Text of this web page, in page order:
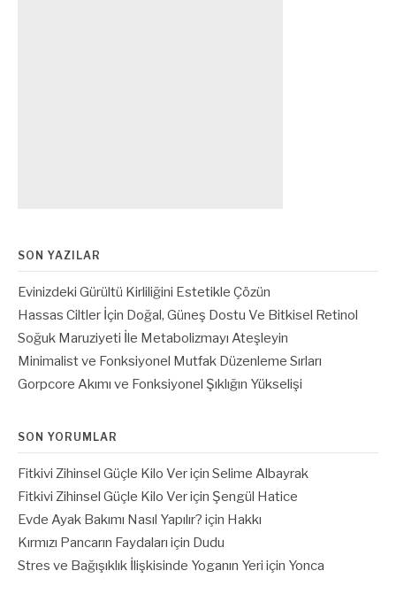
SON YAZILAR
Evinizdeki Gürültü Kirliliğini Estetikle Çözün
Hassas Ciltler İçin Doğal, Güneş Dostu Ve Bitkisel Retinol
Soğuk Maruziyeti İle Metabolizmayı Ateşleyin
Minimalist ve Fonksiyonel Mutfak Düzenleme Sırları
Gorpcore Akımı ve Fonksiyonel Şıklığın Yükselişi
SON YORUMLAR
Fitkivi Zihinsel Güçle Kilo Veriçin Selime Albayrak
Fitkivi Zihinsel Güçle Kilo Veriçin Şengül Hatice
Evde Ayak Bakımı Nasıl Yapılır? için Hakkı
Kırmızı Pancarın Faydaları için Dudu
Stres ve Bağışıklık İlişkisinde Yoganın Yeri için Yonca